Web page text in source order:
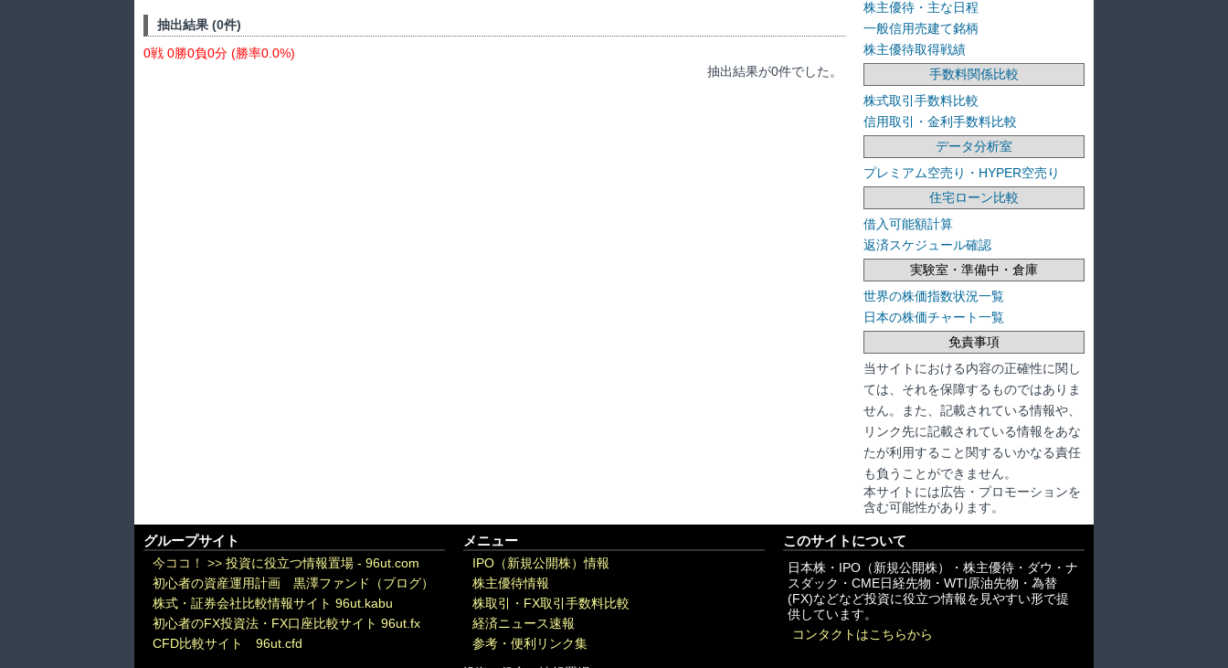
抽出結果 (0件)
0戦 0勝0負0分 (勝率0.0%)
抽出結果が0件でした。
株主優待・主な日程
一般信用売建て銘柄
株主優待取得戦績
手数料関係比較
株式取引手数料比較
信用取引・金利手数料比較
データ分析室
プレミアム空売り・HYPER空売り
住宅ローン比較
借入可能額計算
返済スケジュール確認
実験室・準備中・倉庫
世界の株価指数状況一覧
日本の株価チャート一覧
免責事項
当サイトにおける内容の正確性に関し
ては、それを保障するものではありま
せん。また、記載されている情報や、
リンク先に記載されている情報をあな
たが利用すること関するいかなる責任
も負うことができません。
本サイトには広告・プロモーションを
含む可能性があります。
グループサイト
今ココ！ >> 投資に役立つ情報置場 - 96ut.com
初心者の資産運用計画 黒澤ファンド（ブログ）
株式・証券会社比較情報サイト 96ut.kabu
初心者のFX投資法・FX口座比較サイト 96ut.fx
CFD比較サイト 96ut.cfd
メニュー
IPO（新規公開株）情報
株主優待情報
株取引・FX取引手数料比較
経済ニュース速報
参考・便利リンク集
このサイトについて
日本株・IPO（新規公開株）・株主優待・ダウ・ナ
スダック・CME日経先物・WTI原油先物・為替
(FX)などなど投資に役立つ情報を見やすい形で提
供しています。
コンタクトはこちらから